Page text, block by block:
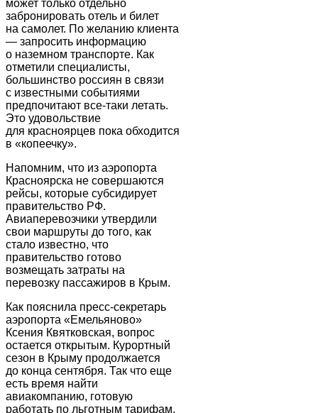
может только отдельно
забронировать отель и билет
на самолет. По желанию клиента
— запросить информацию
о наземном транспорте. Как
отметили специалисты,
большинство россиян в связи
с известными событиями
предпочитают все-таки летать.
Это удовольствие
для красноярцев пока обходится
в «копеечку».
Напомним, что из аэропорта
Красноярска не совершаются
рейсы, которые субсидирует
правительство РФ.
Авиаперевозчики утвердили
свои маршруты до того, как
стало известно, что
правительство готово
возмещать затраты на
перевозку пассажиров в Крым.
Как пояснила пресс-секретарь
аэропорта «Емельяново»
Ксения Квятковская, вопрос
остается открытым. Курортный
сезон в Крыму продолжается
до конца сентября. Так что еще
есть время найти
авиакомпанию, готовую
работать по льготным тарифам.